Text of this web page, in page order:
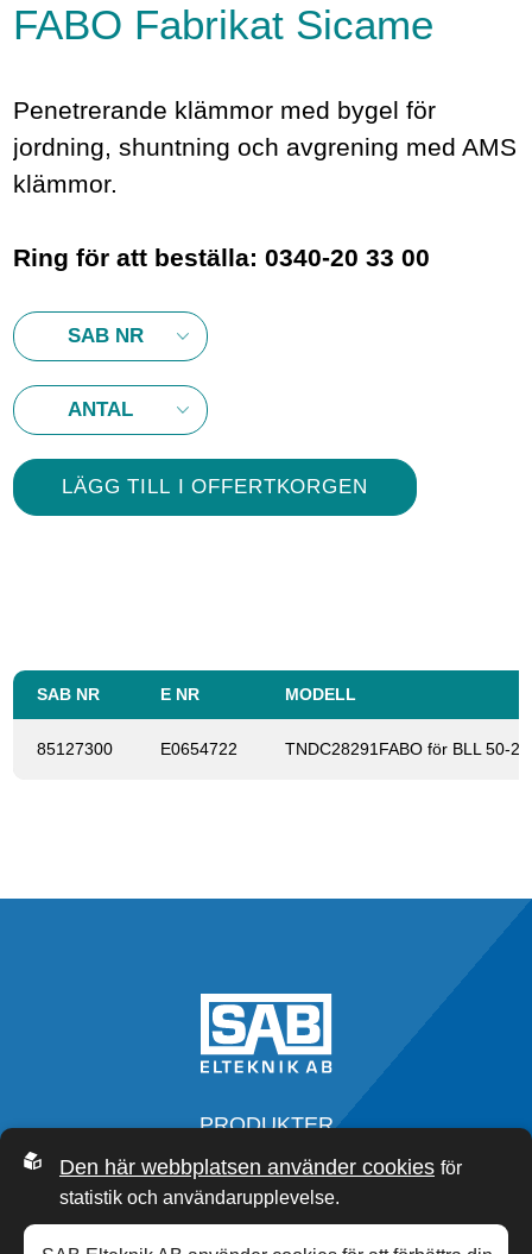
FABO Fabrikat Sicame
Penetrerande klämmor med bygel för
jordning, shuntning och avgrening med AMS
klämmor.
Ring för att beställa: 0340-20 33 00
SAB NR E NR MODELL
85127300 E0654722 TNDC28291FABO för BLL 50-
PRODUKTER
SERVICE
OM OSS
SAB ACADEMY
Den här webbplatsen använder cookies för
statistik och användarupplevelse.